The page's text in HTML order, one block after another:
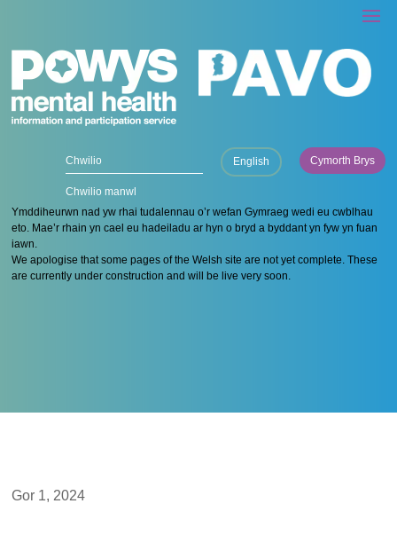
Chwilio manwl
English Cymorth Brys
Ymddiheurwn nad yw rhai tudalennau o’r wefan Gymraeg wedi eu cwblhau
eto. Mae’r rhain yn cael eu hadeiladu ar hyn o bryd a byddant yn fyw yn fuan
iawn.
We apologise that some pages of the Welsh site are not yet complete. These
are currently under construction and will be live very soon.
Gor 1, 2024